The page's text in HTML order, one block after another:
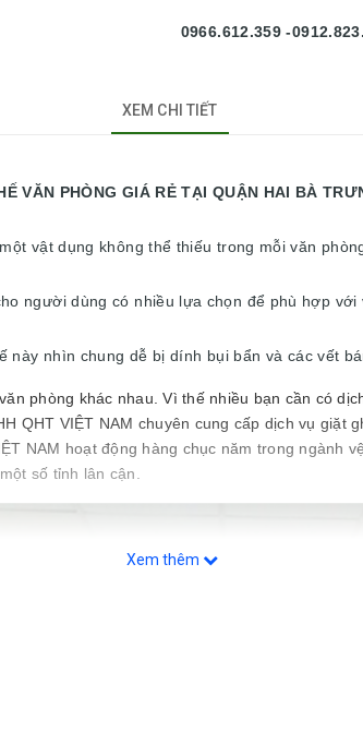
0966.612.359 -
XEM CHI TIẾT
RẺ TẠI QUẬN HAI BÀ TRƯNG
vật dụng không thể thiếu trong mỗi văn
người dùng có nhiều lựa chọn để phù hợp
nhìn chung dễ bị dính bụi bẩn và các vết
phòng khác nhau. Vì thế nhiều bạn cần có
QHT VIỆT NAM chuyên cung cấp dịch vụ giặt
NAM hoạt động hàng chục năm trong ngành
số tỉnh lân cận.
Xem thêm